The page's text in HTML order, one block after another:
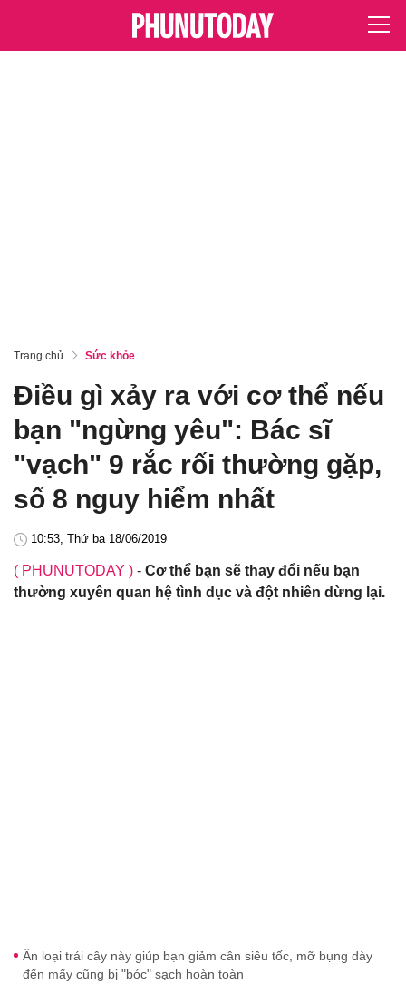
Trang chủ Sức khỏe
Điều gì xảy ra với cơ thể nếu
bạn "ngừng yêu": Bác sĩ
"vạch" 9 rắc rối thường gặp,
số 8 nguy hiểm nhất
10:53, Thứ ba 18/06/2019
( PHUNUTODAY ) - Cơ thể bạn sẽ thay đổi nếu bạn
thường xuyên quan hệ tình dục và đột nhiên dừng lại.
Ăn loại trái cây này giúp bạn giảm cân siêu tốc, mỡ bụng dày
đến mấy cũng bị "bóc" sạch hoàn toàn